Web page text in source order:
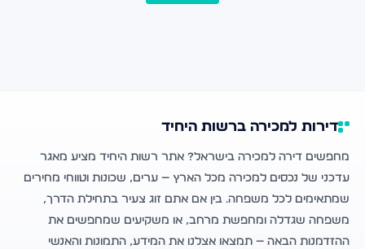
דירות למכירה ברשות היחיד
מחפשים דירה למכירה בישראל? אתר רשות היחיד מציע מאגר
עדכני של נכסים למכירה מכל הארץ — ערים, שכונות וטווחי מחירים
שמתאימים לכל משפחה. בין אם אתם זוג צעיר בתחילת הדרך,
משפחה שגדלה ומחפשת מרחב, או משקיעים שמחפשים את
ההזדמנות הבאה — תמצאו אצלנו את המידע, התמונות והאנשי